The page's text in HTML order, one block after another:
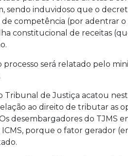
sendo induvidoso que o
competência (por adentrar
constitucional de receitas
processo será relatado pelo
Tribunal de Justiça acatou
ao direito de tributar as
desembargadores do TJMS
porque o fator gerador